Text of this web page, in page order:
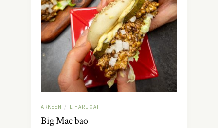
ARKEEN / LIHARUOAT
Big Mac bao